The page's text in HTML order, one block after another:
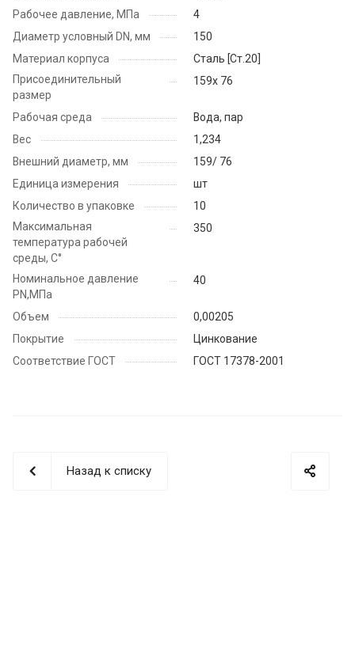
Рабочее давление, МПа
4
Диаметр условный DN, мм
150
Материал корпуса
Cталь [Ст.20]
Присоединительный
размер
159х 76
Рабочая среда
Вода, пар
Вес
1,234
Внешний диаметр, мм
159/ 76
Единица измерения
шт
Количество в упаковке
10
Максимальная
температура рабочей
среды, С°
350
Номинальное давление
PN,МПа
40
Объем
0,00205
Покрытие
Цинкование
Соответствие ГОСТ
ГОСТ 17378-2001
Назад к списку